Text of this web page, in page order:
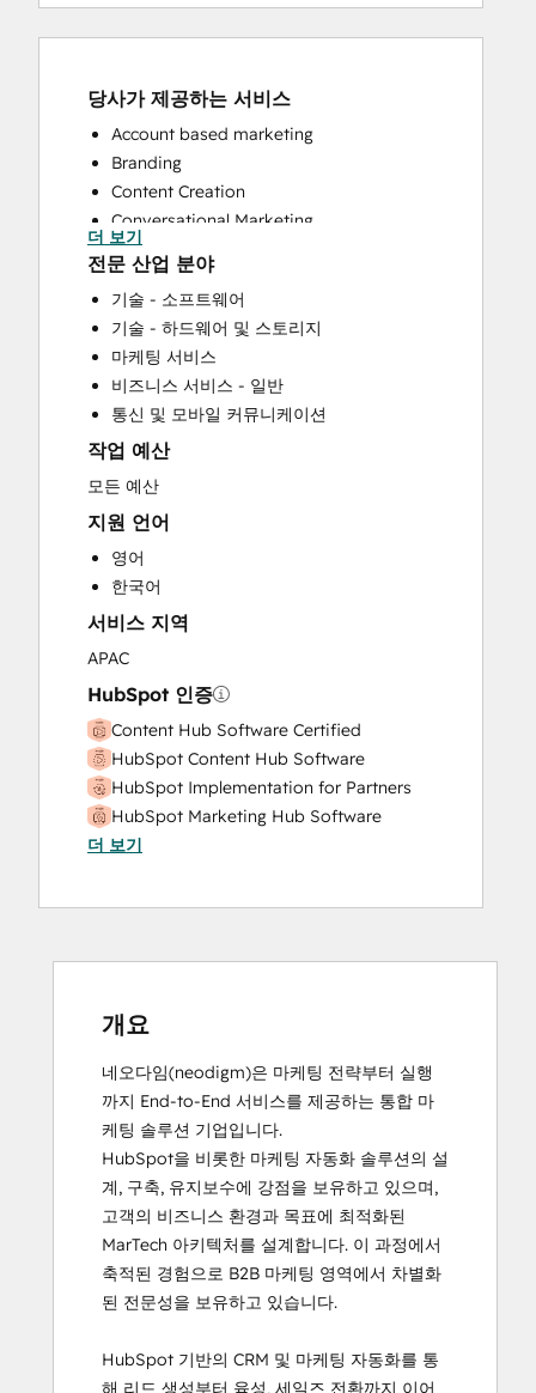
당사가 제공하는 서비스
Account based marketing
Branding
Content Creation
Conversational Marketing
Custom API Integrations
Customer Marketing
Customer Success Training
Customer Support Training
Email Marketing
Full Inbound Marketing Services
HubSpot Onboarding
Knowledge Base Development
Paid Advertising
Sales Coaching and Training
Search Engine Optimization
Social Media
Video Production
Website Design
Website Migration
더 보기
전문 산업 분야
기술 - 소프트웨어
기술 - 하드웨어 및 스토리지
마케팅 서비스
비즈니스 서비스 - 일반
통신 및 모바일 커뮤니케이션
작업 예산
모든 예산
지원 언어
영어
한국어
서비스 지역
APAC
HubSpot 인증
Content Hub Software Certified
HubSpot Content Hub Software
HubSpot Implementation for Partners
HubSpot Marketing Hub Software
Certification
Certification
Inbound Marketing
더 보기
개요
네오다임(neodigm)은 마케팅 전략부터 실행
까지 End-to-End 서비스를 제공하는 통합 마
케팅 솔루션 기업입니다.
HubSpot을 비롯한 마케팅 자동화 솔루션의 설
계, 구축, 유지보수에 강점을 보유하고 있으며,
고객의 비즈니스 환경과 목표에 최적화된
MarTech 아키텍처를 설계합니다. 이 과정에서
축적된 경험으로 B2B 마케팅 영역에서 차별화
된 전문성을 보유하고 있습니다.
HubSpot 기반의 CRM 및 마케팅 자동화를 통
해 리드 생성부터 육성, 세일즈 전환까지 이어